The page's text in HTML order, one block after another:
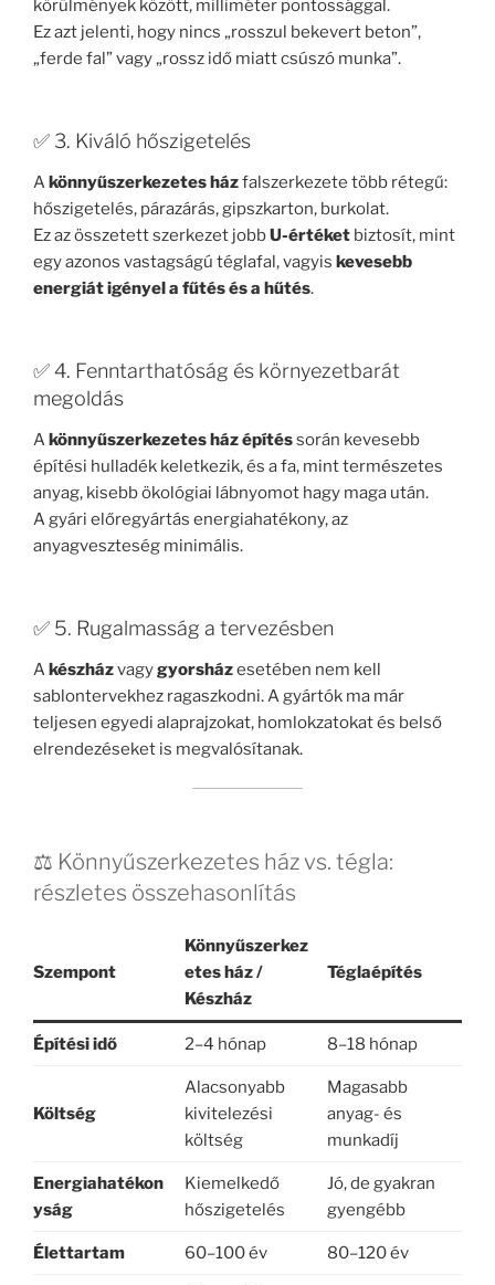
körülmények között, milliméter pontossággal.
Ez azt jelenti, hogy nincs „rosszul bekevert beton”,
„ferde fal” vagy „rossz idő miatt csúszó munka”.
✅ 3. Kiváló hőszigetelés
A könnyűszerkezetes házfalszerkezete több rétegű:
hőszigetelés, párazárás, gipszkarton, burkolat.
Ez az összetett szerkezet jobbU-értéket biztosít, mint
egy azonos vastagságú téglafal, vagyis kevesebb
energiát igényel a fűtés és a hűtés.
✅ 4. Fenntarthatóság és környezetbarát
megoldás
A könnyűszerkezetes ház építéssorán kevesebb
építési hulladék keletkezik, és a fa, mint természetes
anyag, kisebb ökológiai lábnyomot hagy maga után.
A gyári előregyártás energiahatékony, az
anyagveszteség minimális.
✅ 5. Rugalmasság a tervezésben
A készházvagygyorsházesetében nem kell
sablontervekhez ragaszkodni. A gyártók ma már
teljesen egyedi alaprajzokat, homlokzatokat és belső
elrendezéseket is megvalósítanak.
⚖️ Könnyűszerkezetes ház vs. tégla:
részletes összehasonlítás
Szempont
Könnyűszerkez
etes ház /
Készház
Téglaépítés
Építési idő 2–4 hónap 8–18 hónap
Költség
Alacsonyabb
kivitelezési
költség
Magasabb
anyag- és
munkadíj
Energiahatékon
yság
Kiemelkedő
hőszigetelés
Jó, de gyakran
gyengébb
Élettartam 60–100 év 80–120 év